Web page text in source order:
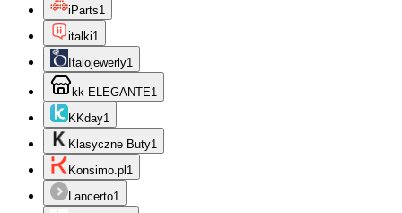
iParts1
italki1
Italojewerly1
kk ELEGANTE1
KKday1
Klasyczne Buty1
Konsimo.pl 1
Lancerto1